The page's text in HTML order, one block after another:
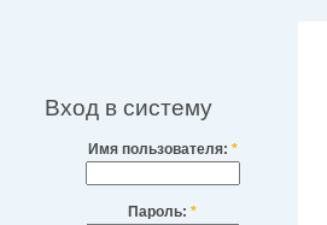
Вход в систему
Имя пользователя: *
Пароль: *